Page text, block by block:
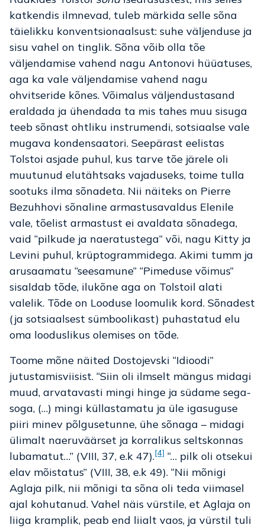
katkendis ilmnevad, tuleb märkida selle sõna
täielikku konventsionaalsust: suhe väljenduse ja
sisu vahel on tinglik. Sõna võib olla tõe
väljendamise vahend nagu Antonovi hüüatuses,
aga ka vale väljendamise vahend nagu
ohvitseride kõnes. Võimalus väljendustasand
eraldada ja ühendada ta mis tahes muu sisuga
teeb sõnast ohtliku instrumendi, sotsiaalse vale
mugava kondensaatori. Seepärast eelistas
Tolstoi asjade puhul, kus tarve tõe järele oli
muutunud elutähtsaks vajaduseks, toime tulla
sootuks ilma sõnadeta. Nii näiteks on Pierre
Bezuhhovi sõnaline armastusavaldus Elenile
vale, tõelist armastust ei avaldata sõnadega,
vaid “pilkude ja naeratustega” või, nagu Kitty ja
Levini puhul, krüptogrammidega. Akimi tumm ja
arusaamatu “seesamune” “Pimeduse võimus”
sisaldab tõde, ilukõne aga on Tolstoil alati
valelik. Tõde on Looduse loomulik kord. Sõnadest
(ja sotsiaalsest sümboolikast) puhastatud elu
oma looduslikus olemises on tõde.
Toome mõne näited Dostojevski “Idioodi”
jutustamisviisist. “Siin oli ilmselt mängus midagi
muud, arvatavasti mingi hinge ja südame sega-
soga, (…) mingi küllastamatu ja üle igasuguse
piiri minev põlgusetunne, ühe sõnaga – midagi
ülimalt naeruväärset ja korralikus seltskonnas
lubamatut…” (VIII, 37, e.k 47).[4] “… pilk oli otsekui
elav mõistatus” (VIII, 38, e.k 49). “Nii mõnigi
Aglaja pilk, nii mõnigi ta sõna oli teda viimasel
ajal kohutanud. Vahel näis vürstile, et Aglaja on
liiga kramplik, peab end liialt vaos, ja vürstil tuli